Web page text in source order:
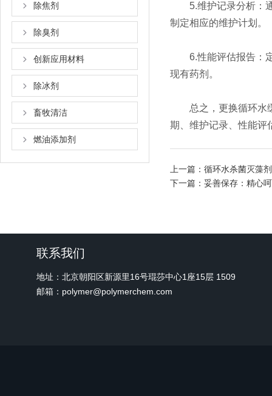
除焦剂
除臭剂
创新应用材料
除冰剂
畜牧清洁
燃油添加剂
5.维护记录分析：通
制定相应的维护计划。
6.性能评估报告：定
现有药剂。
总之，更换循环水缓
期、维护记录、性能评
上一篇： 循环水杀菌灭藻
下一篇： 妥善保存：精心
联系我们
地址：北京朝阳区新源里16号琨莎中心1座15层 1509
邮箱：polymer@polymerchem.com